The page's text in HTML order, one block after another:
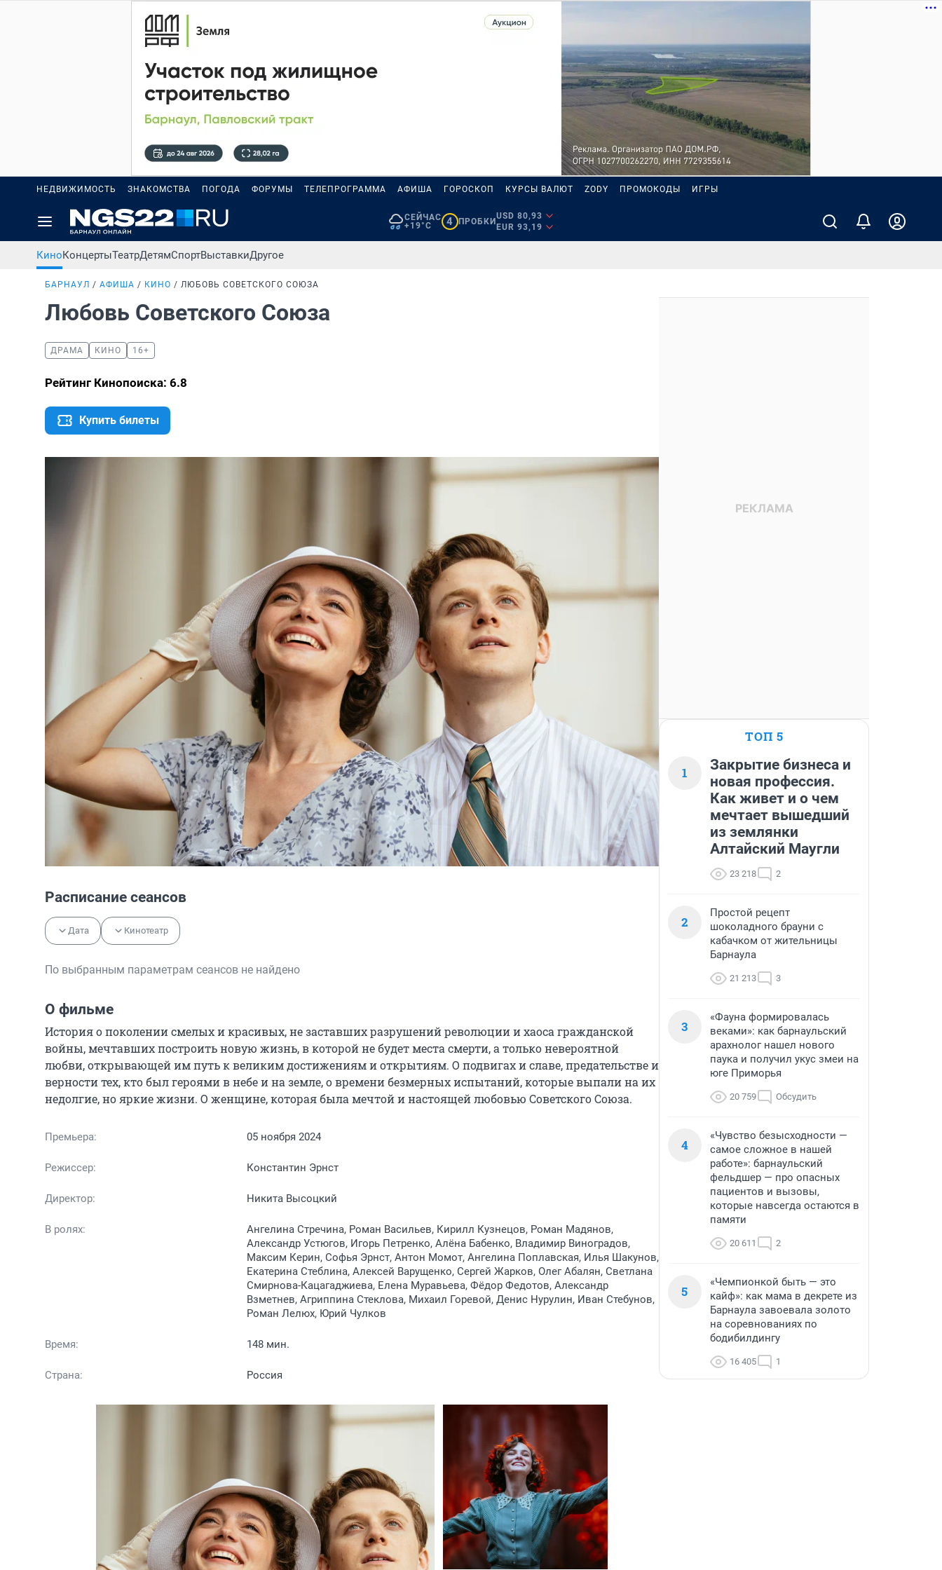
НЕДВИЖИМОСТЬ ЗНАКОМСТВА ПОГОДА ФОРУМЫ ТЕЛЕПРОГРАММА АФИША ГОРОСКОП КУРСЫ ВАЛЮТ ZODY ПРОМОКОДЫ ИГРЫ
СЕЙЧАС
+19°C
4 ПРОБКИ
USD 80,93
EUR 93,19
КиноКонцертыТеатрДетямСпортВыставкиДругое
БАРНАУЛ АФИША КИНО ЛЮБОВЬ СОВЕТСКОГО СОЮЗА
Любовь Советского Союза
ДРАМА КИНО 16+
Рейтинг Кинопоиска: 6.8
Купить билеты
Расписание сеансов
Дата Кинотеатр
По выбранным параметрам сеансов не найдено
О фильме
История о поколении смелых и красивых, не заставших разрушений революции и хаоса гражданской
войны, мечтавших построить новую жизнь, в которой не будет места смерти, а только невероятной
любви, открывающей им путь к великим достижениям и открытиям. О подвигах и славе, предательстве и
верности тех, кто был героями в небе и на земле, о времени безмерных испытаний, которые выпали на их
недолгие, но яркие жизни. О женщине, которая была мечтой и настоящей любовью Советского Союза.
Премьера: 05 ноября 2024
Режиссер: Константин Эрнст
Директор: Никита Высоцкий
В ролях:
Ангелина Стречина, Роман Васильев, Кирилл Кузнецов, Роман Мадянов,
Александр Устюгов, Игорь Петренко, Алёна Бабенко, Владимир Виноградов,
Максим Керин, Софья Эрнст, Антон Момот, Ангелина Поплавская, Илья Шакунов,
Екатерина Стеблина, Алексей Варущенко, Сергей Жарков, Олег Абалян, Светлана
Смирнова-Кацагаджиева, Елена Муравьева, Фёдор Федотов, Александр
Взметнев, Агриппина Стеклова, Михаил Горевой, Денис Нурулин, Иван Стебунов,
Роман Лелюх, Юрий Чулков
Время: 148 мин.
Страна: Россия
ТОП 5
1
Закрытие бизнеса и
новая профессия.
Как живет и о чем
мечтает вышедший
из землянки
Алтайский Маугли
23 218 2
2
Простой рецепт
шоколадного брауни с
кабачком от жительницы
Барнаула
21 213 3
3
«Фауна формировалась
веками»: как барнаульский
арахнолог нашел нового
паука и получил укус змеи на
юге Приморья
20 759 Обсудить
4
«Чувство безысходности —
самое сложное в нашей
работе»: барнаульский
фельдшер — про опасных
пациентов и вызовы,
которые навсегда остаются в
памяти
20 611 2
5
«Чемпионкой быть — это
кайф»: как мама в декрете из
Барнаула завоевала золото
на соревнованиях по
бодибилдингу
16 405 1